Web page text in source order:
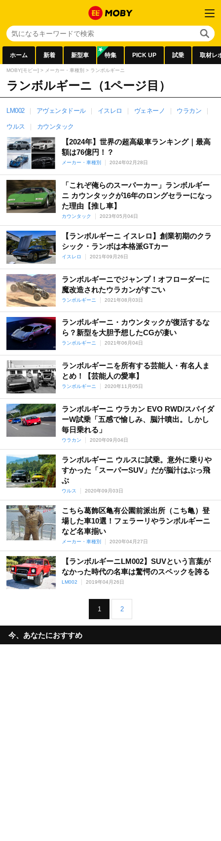
ホーム 新着 新型車 特集 PICK UP 試乗 取材レ
MOBY[モビー] > メーカー・車種別 > ランボルギーニ
ランボルギーニ（1ページ目）
LM002 アヴェンタドール イスレロ ヴェネーノ ウラカン
ウルス カウンタック
【2024年】世界の超高級車ランキング｜最高
額は76億円！？
メーカー・車種別 2024年02月28日
「これぞ俺らのスーパーカー」ランボルギー
ニ カウンタックが16年のロングセラーになっ
た理由【推し車】
カウンタック 2023年05月04日
【ランボルギーニ イスレロ】創業初期のクラ
シック・ランボは本格派GTカー
イスレロ 2021年09月26日
ランボルギーニでジャンプ！オフローダーに
魔改造されたウラカンがすごい
ランボルギーニ 2021年08月03日
ランボルギーニ・カウンタックが復活するな
ら？新型を大胆予想したCGが凄い
ランボルギーニ 2021年06月04日
ランボルギーニを所有する芸能人・有名人ま
とめ！【芸能人の愛車】
ランボルギーニ 2020年11月05日
ランボルギーニ ウラカン EVO RWD/スパイダ
ーW試乗「五感で愉しみ、脳汁噴出。しかし
毎日乗れる」
ウラカン 2020年09月04日
ランボルギーニ ウルスに試乗。意外に乗りや
すかった「スーパーSUV」だが脳汁はぶっ飛
ぶ
ウルス 2020年09月03日
こちら葛飾区亀有公園前派出所（こち亀）登
場した車10選！フェラーリやランボルギーニ
など名車揃い
メーカー・車種別 2020年04月27日
【ランボルギーニLM002】SUVという言葉が
なかった時代の名車は驚愕のスペックを誇る
LM002 2019年04月26日
1 2
今、あなたにおすすめ